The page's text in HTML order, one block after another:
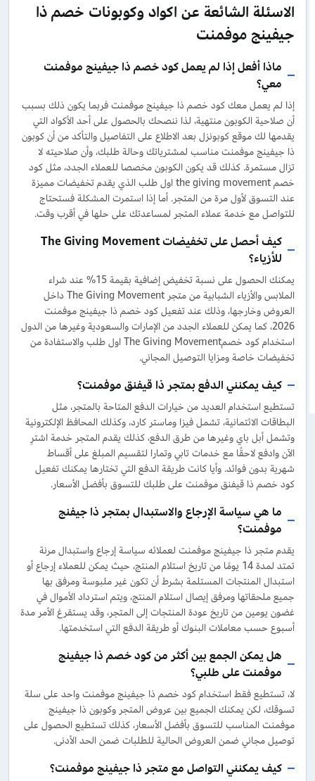
الاسئلة الشائعة عن اكواد وكوبونات خصم ذا
جيفينج موفمنت
ماذا أفعل إذا لم يعمل كود خصم ذا جيفينج موفمنت
معي؟
إذا لم يعمل معك كود خصم ذا جيفينج موفمنت فربما يكون ذلك بسبب
أن صلاحية الكوبون منتهية، لذا ننصحك بالحصول على أحد الأكواد التي
يقدمها لك موقع كوبونزل بعد الاطلاع على التفاصيل والتأكد من أن كوبون
ذا جيفينج موفمنت مناسب لمشترياتك وحالة طلبك، وأن صلاحيته لا
تزال مستمرة. كذلك قد يكون الكوبون مخصصا للعملاء الجدد، مثل كود
خصم the giving movement اول طلب الذي يقدم تخفيضات مميزة
عند التسوق لأول مرة من المتجر. أما إذا استمرت المشكلة فستحتاج
للتواصل مع خدمة عملاء المتجر لمساعدتك على حلها في أقرب وقت.
كيف أحصل على تخفيضات The Giving Movement
للأزياء؟
يمكنك الحصول على نسبة تخفيض إضافية بقيمة 15% عند شراء
الملابس والأزياء الشبابية من متجر The Giving Movement داخل
العروض وخارجها، وذلك عند تفعيل كود خصم ذا جيفينج موفمنت
2026، كما يمكن للعملاء الجدد من الإمارات والسعودية وغيرها من الدول
استخدام كود خصمThe Giving Movement اول طلب والاستفادة من
تخفيضات خاصة ومزايا التوصيل المجاني.
كيف يمكنني الدفع بمتجر ذا قيفنق موفمنت؟
تستطيع استخدام العديد من خيارات الدفع المتاحة بالمتجر، مثل
البطاقات الائتمانية، تشمل فيزا وماستر كارد، وكذلك المحافظ الإلكترونية
وتشمل أبل باي وغيرها من طرق الدفع، كذلك يقدم المتجر خدمة اشترِ
الآن وادفع لاحقًا مع خدمات تابي وتمارا لتقسيم المبلغ على أقساط
شهرية بدون فوائد. وأيا كانت طريقة الدفع التي تختارها يمكنك تفعيل
كود خصم ذا قيفنق موفمنت على طلبك للتسوق بأفضل الأسعار.
ما هي سياسة الإرجاع والاستبدال بمتجر ذا جيفنج
موفمنت؟
يقدم متجر ذا جيفينج موفمنت لعملائه سياسة إرجاع واستبدال مرنة
تمتد لمدة 14 يومًا من تاريخ استلام المنتج، حيث يمكن للعملاء إرجاع أو
استبدال المنتجات المستلمة بشرط أن تكون غير ملبوسة ومرفق بها
جميع ملحقاتها ومرفق إيصال استلام المنتج، ويتم استرداد الأموال في
غضون يومين من تاريخ عودة المنتجات إلى المتجر، وقد يستقرغ الأمر مدة
أسبوع حسب معاملات البنوك أو طريقة الدفع التي استخدمتها.
هل يمكن الجمع بين أكثر من كود خصم ذا جيفينج
موفمنت على طلبي؟
لا، تستطيع فقط استخدام كود خصم ذا جيفينج موفمنت واحد على سلة
تسوقك، لكن يمكنك الجميع بين عروض المتجر وكوبون ذا جيفينج
موفمنت المناسب للتسوق بأفضل الأسعار، كذلك تستطيع الحصول على
توصيل مجاني ضمن العروض الحالية للطلبات ضمن الحد الأدنى.
كيف يمكنني التواصل مع متجر ذا جيفينج موفمنت؟